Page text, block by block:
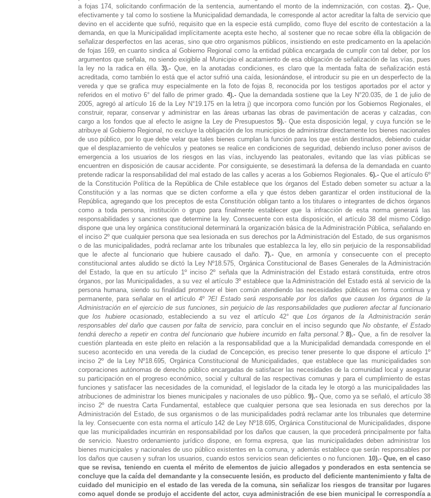
a fojas 174, solicitando confirmación de la sentencia, aumentando el monto de la indemnización, con costas.
2).-Que,
efectivamente y tal como lo sostiene la Municipalidad demandada, le corresponde al actor acreditar la falta de servicio que
devino en el accidente que sufrió, requisito que en la especie está cumplido, como fluye del escrito de contestación a la
demanda, en que la Municipalidad implícitamente acepta este hecho, al sostener que no recae sobre élla la obligación de
señalizar desperfectos en las aceras, sino que otro organismos públicos, insistiendo en este predicamento en la apelación
de fojas 169, en cuanto sindica al Gobierno Regional como la entidad pública encargada de cumplir con tal deber, por los
argumentos que señala, no siendo exigible al Municipio el acatamiento de esa obligación de señalización de las vías, pues
la ley no la radica en élla.
3).- Que, en la anotadas condiciones, es claro que la mentada falta de señalización está
acreditada, como también lo está que el actor sufrió una caída, lesionándose, el introducir su pie en un desperfecto de la
vereda y que se grafica muy especialmente en la foto de fojas 8, reconocida por los testigos aportados por el actor y
referidos en el motivo 6° del fallo de primer grado. 4).- Que la demandada sostiene que la Ley N°20.035, de 1 de julio de
2005, agregó al artículo 16 de la Ley N°19.175 en la letra j) que incorpora como función por los Gobiernos Regionales, el
construir, reparar, conservar y administrar en las áreas urbanas las obras de pavimentación de aceras y calzadas, con
cargo a los fondos que al efecto le asigne la Ley de Presupuestos 5).- Que esta disposición legal, y cuya función se le
atribuye al Gobierno Regional, no excluye la obligación de los municipios de administrar directamente los bienes nacionales
de uso público, por lo que debe velar que tales bienes cumplan la función para los que están destinados, debiendo cuidar
que el desplazamiento de vehículos y peatones se realice en condiciones de seguridad, debiendo incluso poner avisos de
emergencia a los usuarios de los riesgos en las vías, incluyendo las peatonales, evitando que las vías públicas se
encuentren en disposición de causar accidente.
Por consiguiente, se desestimará la defensa de la demandada en cuanto
pretende radicar la responsabilidad del mal estado de las calles y aceras a los Gobiernos Regionales. 6).- Que el artículo 6º
de la Constitución Política de la República de Chile establece que los órganos del Estado deben someter su actuar a la
Constitución y a las normas que se dicten conforme a ella y que éstos deben garantizar el orden institucional de la
República, agregando que los preceptos de esta Constitución obligan tanto a los titulares o integrantes de dichos órganos
como a toda persona, institución o grupo para finalmente establecer que la infracción de esta norma generará las
responsabilidades y sanciones que determine la ley. Consecuente con esta disposición, el artículo 38 del mismo Código
dispone que una ley orgánica constitucional determinará la organización básica de la Administración Pública, señalando en
el inciso 2º que cualquier persona que sea lesionada en sus derechos por la Administración del Estado, de sus organismos
o de las municipalidades, podrá reclamar ante los tribunales que establezca la ley, ello sin perjuicio de la responsabilidad
que le afecte al funcionario que hubiere causado el daño.
7).- Que, en armonía y consecuente con el precepto
constitucional antes aludido se dictó la Ley Nº18.575, Orgánica Constitucional de Bases Generales de la Administración
del Estado, la que en su artículo 1º inciso 2º señala que la Administración del Estado estará constituida, entre otros
órganos, por las Municipalidades, a su vez el artículo 3º establece que la Administración del Estado está al servicio de la
persona humana, siendo su finalidad promover el bien común atendiendo las necesidades públicas en forma continua y
permanente, para señalar en el artículo 4º ?El Estado será responsable por los daños que causen los órganos de la
Administración en el ejercicio de sus funciones, sin perjuicio de las responsabilidades que pudieren afectar al funcionario
que los hubiere ocasionado , estableciendo a su vez el artículo 42° queLos órganos de la Administración serán
responsables del daño que causen por falta de servicio, para concluir en el inciso segundo queNo obstante, el Estado
tendrá derecho a repetir en contra del funcionario que hubiere incurrido en falta personal.? 8).- Que, a fin de resolver la
cuestión planteada en este pleito en relación a la responsabilidad que a la Municipalidad demandada corresponde en el
suceso acontecido en una vereda de la ciudad de Concepción, es preciso tener presente lo que dispone el artículo 1º
inciso 2º de la Ley Nº18.695, Orgánica Constitucional de Municipalidades, que establece que las municipalidades son
corporaciones autónomas de derecho público encargadas de satisfacer las necesidades de la comunidad local y asegurar
su participación en el progreso económico, social y cultural de las respectivas comunas y para el cumplimiento de estas
funciones y satisfacer las necesidades de la comunidad, el legislador de la citada ley le otorgó a las municipalidades las
atribuciones de administrar los bienes municipales y nacionales de uso público. 9).-Que, como ya se señaló, el artículo 38
inciso 2º de nuestra Carta Fundamental, establece que cualquier persona que sea lesionada en sus derechos por la
Administración del Estado, de sus organismos o de las municipalidades podrá reclamar ante los tribunales que determine
la ley. Consecuente con esta norma el artículo 142 de Ley Nº18.695, Orgánica Constitucional de Municipalidades, dispone
que las municipalidades incurrirán en responsabilidad por los daños que causen, la que procederá principalmente por falta
de servicio.
Nuestro ordenamiento jurídico dispone, en forma expresa, que las municipalidades deben administrar los
bienes municipales y nacionales de uso público existentes en la comuna, y además establece que serán responsables por
los daños que causen y sufran los usuarios, cuando estos servicios sean deficientes o no funcionen. 10).- Que, en el caso
que se revisa, teniendo en cuenta el mérito de elementos de juicio allegados y ponderados en esta sentencia se
concluye que la caída del demandante y la consecuente lesión, es producto del deficiente mantenimiento y falta de
cuidado del municipio en el estado de las vereda de la comuna, sin señalizar los riesgos de transitar por lugares
como aquel donde se produjo el accidente del actor, cuya administración de ese bien municipal le correspondía a